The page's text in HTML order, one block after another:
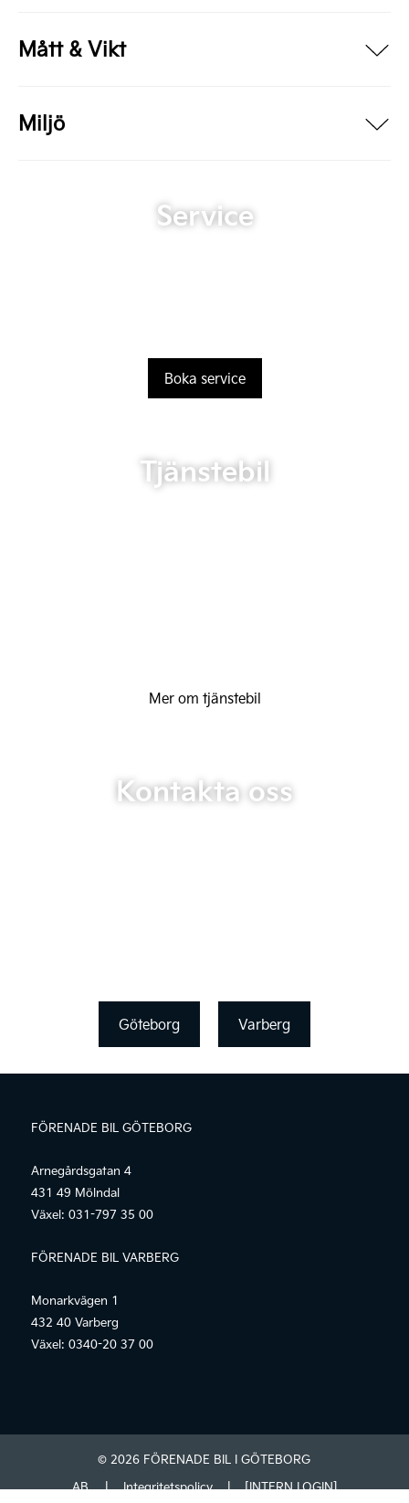
Mått & Vikt
Miljö
Service
Boka service
Tjänstebil
Mer om tjänstebil
Kontakta oss
Göteborg Varberg
FÖRENADE BIL GÖTEBORG
Arnegårdsgatan 4
431 49 Mölndal
Växel: 031-797 35 00
FÖRENADE BIL VARBERG
Monarkvägen 1
432 40 Varberg
Växel: 0340-20 37 00
© 2026 FÖRENADE BIL I GÖTEBORG
AB.
| Integritetspolicy | [INTERN LOGIN]